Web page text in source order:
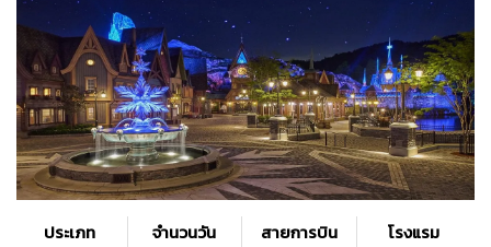
ประเภท จำนวนวัน สายการบิน โรงแรม